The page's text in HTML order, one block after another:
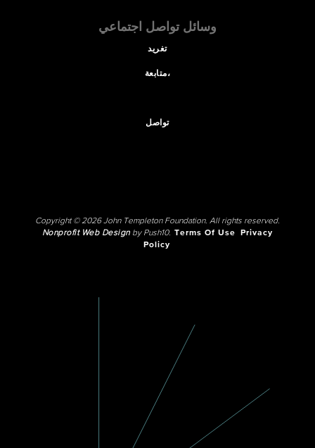
وسائل تواصل اجتماعي
تغريد
متابعة،
تواصل
Copyright © 2026 John Templeton Foundation. All rights reserved.
Nonprofit Web Designby Push10. Terms Of Use
Privacy
Policy